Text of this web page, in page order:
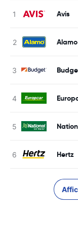
Avis
Alamo
Hertz